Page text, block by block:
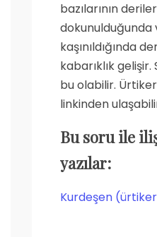
bazılarının
dokunulduğunda
kaşınıldığında
kabarıklık
bu olabilir.
linkinden
Bu soru ile
yazılar:
Kurdeşen